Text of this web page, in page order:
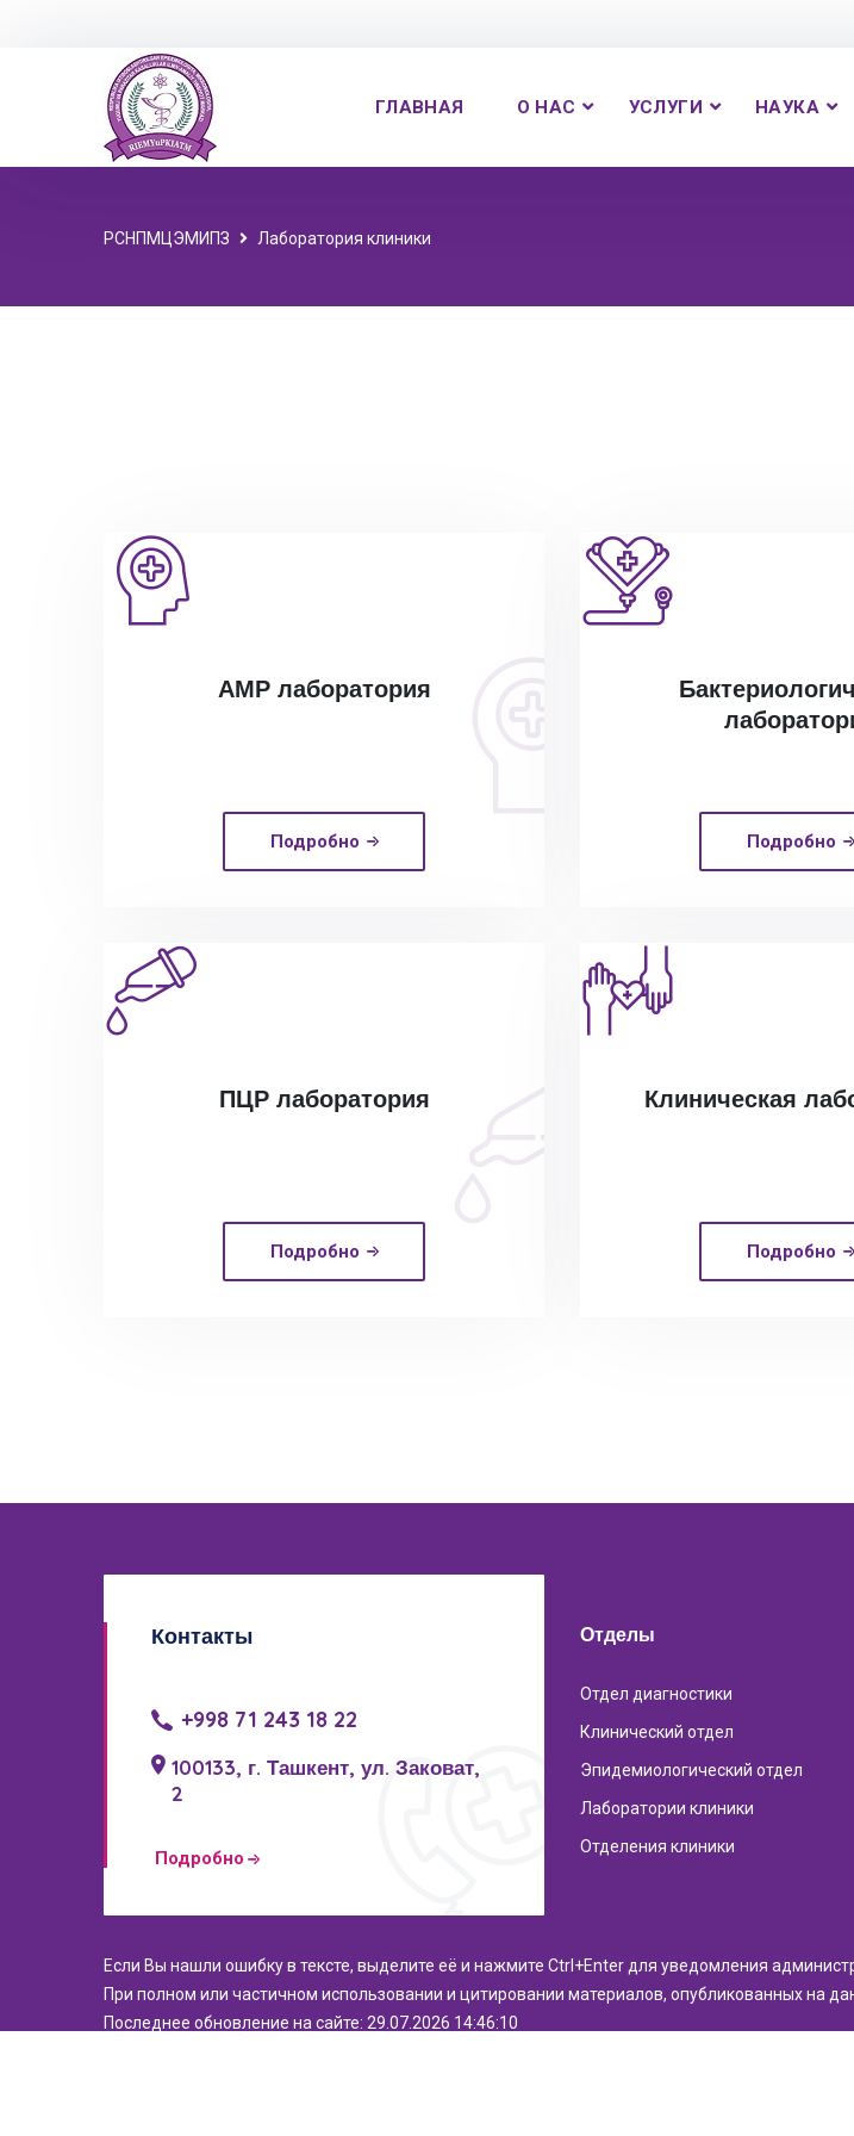
ГЛАВНАЯ О НАС УСЛУГИ НАУКА
РСНПМЦЭМИПЗ Лаборатория клиники
АМР лаборатория
Подробно Подробно
ПЦР лаборатория
Подробно
Клиническая
Подробно
Контакты
+998 71 243 18 22
100133, г. Ташкент, ул. Заковат,
2
Подробно
Отделы
Отдел диагностики
Клинический отдел
Эпидемиологический отдел
Лаборатории клиники
Отделения клиники
Если Вы нашли ошибку в тексте, выделите её и нажмите Ctrl+Enter для уведомления
При полном или частичном использовании и цитировании материалов, опубликованных на
Последнее обновление на сайте: 29.07.2026 14:46:10